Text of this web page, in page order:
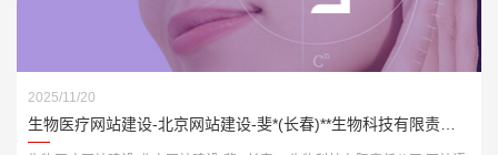
2025/11/20